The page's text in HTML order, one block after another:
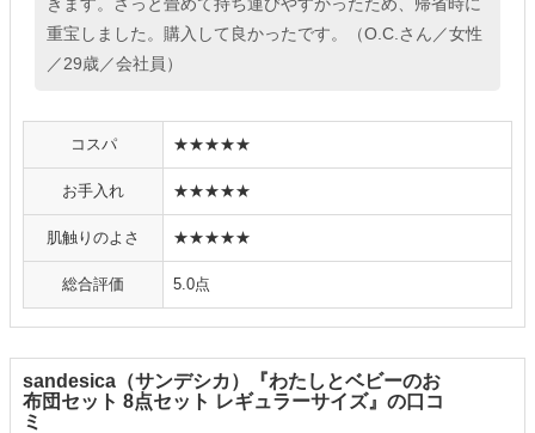
重宝しました。購入して良かったです。（O.C.さん／女性
／29歳／会社員）
コスパ ★★★★★
お手入れ ★★★★★
肌触りのよさ ★★★★★
総合評価 5.0点
sandesica（サンデシカ）『わたしとベビーのお
布団セット 8点セット レギュラーサイズ』の口コ
ミ